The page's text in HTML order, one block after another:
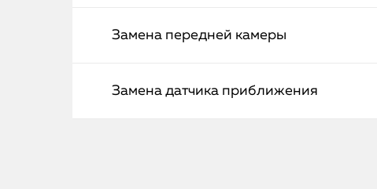
Замена передней камеры
Замена датчика приближения